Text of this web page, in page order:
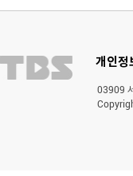
개인정
03909